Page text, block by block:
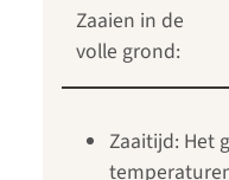
Zaaien in de
volle grond:
Zaaitijd: Het